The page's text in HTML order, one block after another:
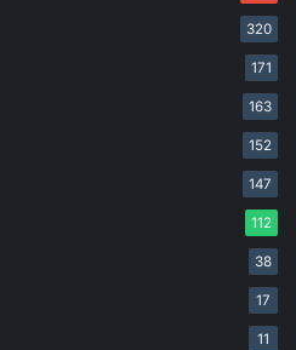
320
171
163
152
147
112
38
17
11